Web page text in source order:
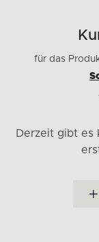
für das
Derzeit gibt es